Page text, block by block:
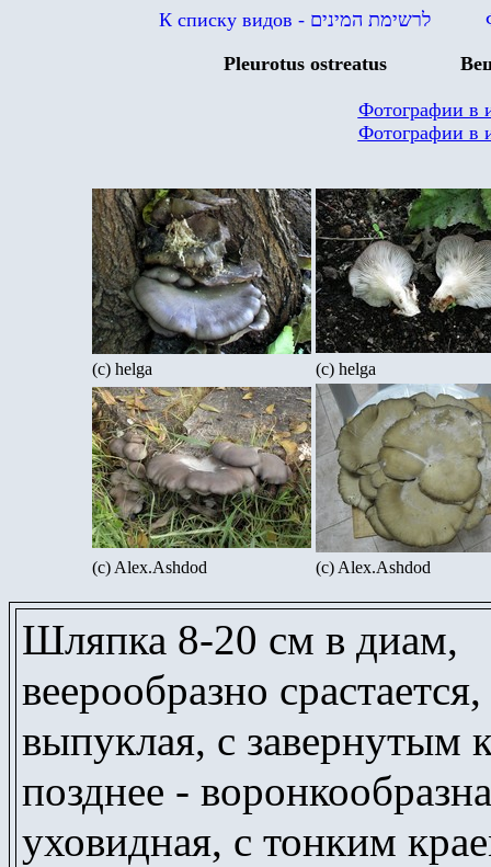
К списку видов - לרשימת המינים
Pleurotus ostreatus
Фотографии в
Фотографии в
(c) helga (c) helga
(c) Alex.Ashdod (c) Alex.Ashdod
Шляпка 8-20 см в диам,
веерообразно
выпуклая, с завернутым
позднее -
уховидная, с тонким